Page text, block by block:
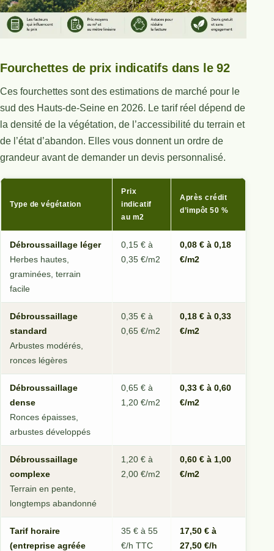
Fourchettes de prix indicatifs dans le 92
Ces fourchettes sont des estimations de marché pour le
sud des Hauts-de-Seine en 2026. Le tarif réel dépend de
la densité de la végétation, de l’accessibilité du terrain et
de l’état d’abandon. Elles vous donnent un ordre de
grandeur avant de demander un devis personnalisé.
Type de végétation
Prix
indicatif
au m2
Après crédit
d’impôt 50 %
Débroussaillage léger
Herbes hautes,
graminées, terrain
facile
0,15 € à
0,35 €/m2
0,08 € à 0,18
€/m2
Débroussaillage
standard
Arbustes modérés,
ronces légères
0,35 € à
0,65 €/m2
0,18 € à 0,33
€/m2
Débroussaillage
dense
Ronces épaisses,
arbustes développés
0,65 € à
1,20 €/m2
0,33 € à 0,60
€/m2
Débroussaillage
complexe
Terrain en pente,
longtemps abandonné
1,20 € à
2,00 €/m2
0,60 € à 1,00
€/m2
Tarif horaire
(entreprise agréée
35 € à 55
€/h TTC
17,50 € à
27,50 €/h